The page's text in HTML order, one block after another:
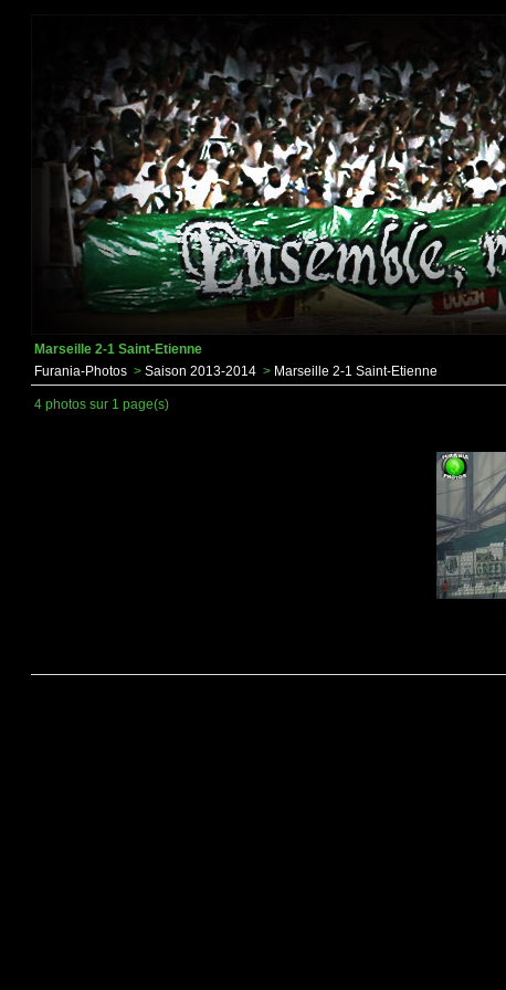
Marseille 2-1 Saint-Etienne
Furania-Photos > Saison 2013-2014 > Marseille 2-1 Saint-Etienne
4 photos sur 1 page(s)